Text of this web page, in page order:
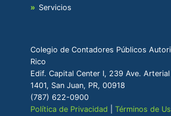
Servicios
Colegio de Contadores Públicos
Rico
Edif. Capital Center I, 239 Ave.
1401, San Juan, PR, 00918
(787) 622-0900
Política de Privacidad |Términos de